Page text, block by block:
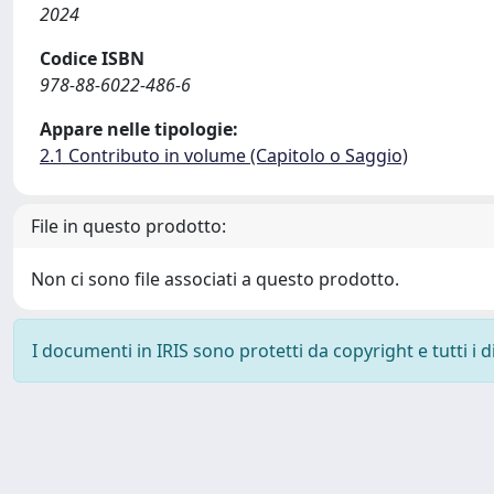
2024
Codice ISBN
978-88-6022-486-6
Appare nelle tipologie:
2.1 Contributo in volume (Capitolo o Saggio)
File in questo prodotto:
Non ci sono file associati a questo prodotto.
I documenti in IRIS sono protetti da copyright e tutti i